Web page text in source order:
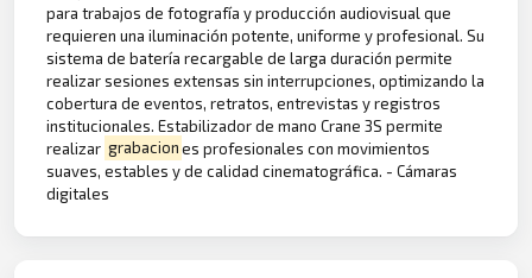
para trabajos de fotografía y producción audiovisual que
requieren una iluminación potente, uniforme y profesional. Su
sistema de batería recargable de larga duración permite
realizar sesiones extensas sin interrupciones, optimizando la
cobertura de eventos, retratos, entrevistas y registros
institucionales. Estabilizador de mano Crane 3S permite
realizar grabaciones profesionales con movimientos
suaves, estables y de calidad cinematográfica. - Cámaras
digitales